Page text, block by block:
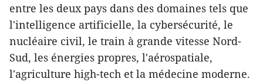
entre les deux pays dans des domaines tels que
l'intelligence artificielle, la cybersécurité, le
nucléaire civil, le train à grande vitesse Nord-
Sud, les énergies propres, l'aérospatiale,
l'agriculture high-tech et la médecine moderne.